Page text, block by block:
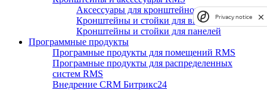
Аксессуары для кронштейнов и стоек
Кронштейны и стойки для видеостен
Кронштейны и стойки для панелей
Программные продукты
Програмные продукты для помещений RMS
Програмные продукты для распределенных
систем RMS
Внедрение CRM Битрикс24
Privacy notice